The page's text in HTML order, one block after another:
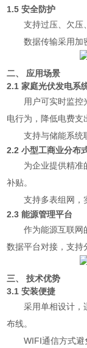
1.5 安全防护
支持过压、欠压
数据传输采用加
二、 应用场景
2.1 家庭光伏发电系
用户可实时监控
电行为，降低电费支
支持与储能系统
2.2 小型工商业分布
为企业提供精准
补贴。
支持多表组网，
2.3 能源管理平台
作为能源互联网
数据平台对接，支持
三、 技术优势
3.1 安装便捷
采用单相设计，
布线。
WIFI通信方式避